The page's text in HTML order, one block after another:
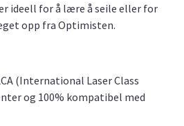
er ideell for å lære å seile eller for
opp fra Optimisten.
(International Laser Class
og 100% kompatibel med